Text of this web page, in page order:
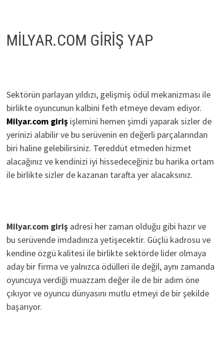
MİLYAR.COM GİRİŞ YAP
Sektörün parlayan yıldızı, gelişmiş ödül mekanizması ile
birlikte oyuncunun kalbini feth etmeye devam ediyor.
Milyar.com giriş işlemini hemen şimdi yaparak sizler de
yerinizi alabilir ve bu serüvenin en değerli parçalarından
biri haline gelebilirsiniz. Tereddüt etmeden hizmet
alacağınız ve kendinizi iyi hissedeceğiniz bu harika ortam
ile birlikte sizler de kazanan tarafta yer alacaksınız.
Milyar.com giriş adresi her zaman olduğu gibi hazır ve
bu serüvende imdadınıza yetişecektir. Güçlü kadrosu ve
kendine özgü kalitesi ile birlikte sektörde lider olmaya
aday bir firma ve yalnızca ödülleri ile değil, aynı zamanda
oyuncuya verdiği muazzam değer ile de bir adım öne
çıkıyor ve oyuncu dünyasını mutlu etmeyi de bir şekilde
başarıyor.